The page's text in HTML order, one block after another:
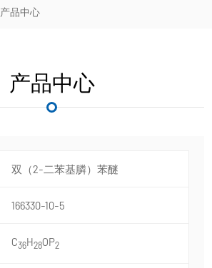
产品中心
产品中心
双（2-二苯基膦）苯醚
166330-10-5
C36H28OP2